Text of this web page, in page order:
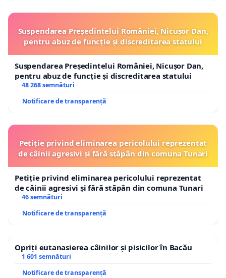
Suspendarea Președintelui României, Nicușor Dan,
pentru abuz de funcție și discreditarea statului
Suspendarea Președintelui României, Nicușor Dan,
pentru abuz de funcție și discreditarea statului
48 268 semnături
Notificare de transparență
Petiție privind eliminarea pericolului reprezentat
de câinii agresivi și fără stăpân din comuna Tunari
Petiție privind eliminarea pericolului reprezentat
de câinii agresivi și fără stăpân din comuna Tunari
46 semnături
Notificare de transparență
Opriți eutanasierea câinilor și pisicilor în Bacău
1 601 semnături
Notificare de transparență